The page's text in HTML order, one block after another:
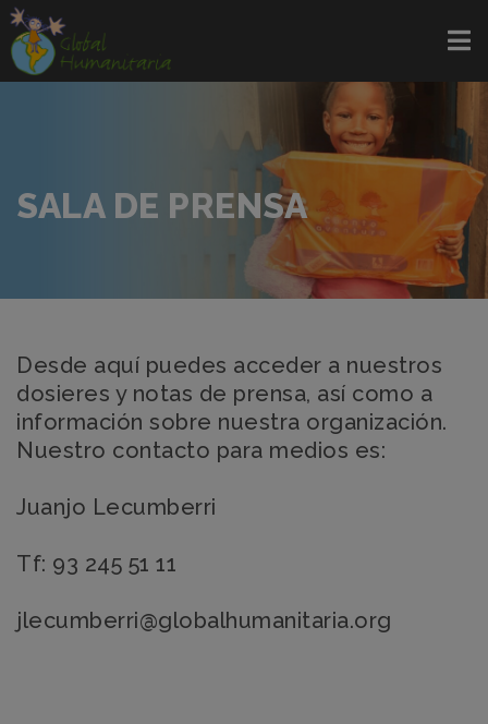
SALA DE PRENSA
Desde aquí puedes acceder a nuestros
dosieres y notas de prensa, así como a
información sobre nuestra organización.
Nuestro contacto para medios es:
Juanjo Lecumberri
Tf: 93 245 51 11
jlecumberri@globalhumanitaria.org